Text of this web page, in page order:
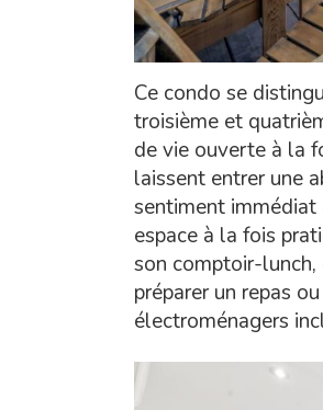
Ce condo se
troisième et
de vie ouverte à la
laissent entrer une
sentiment immédiat
espace à la fois
son comptoir-
préparer un repas
électroménagers